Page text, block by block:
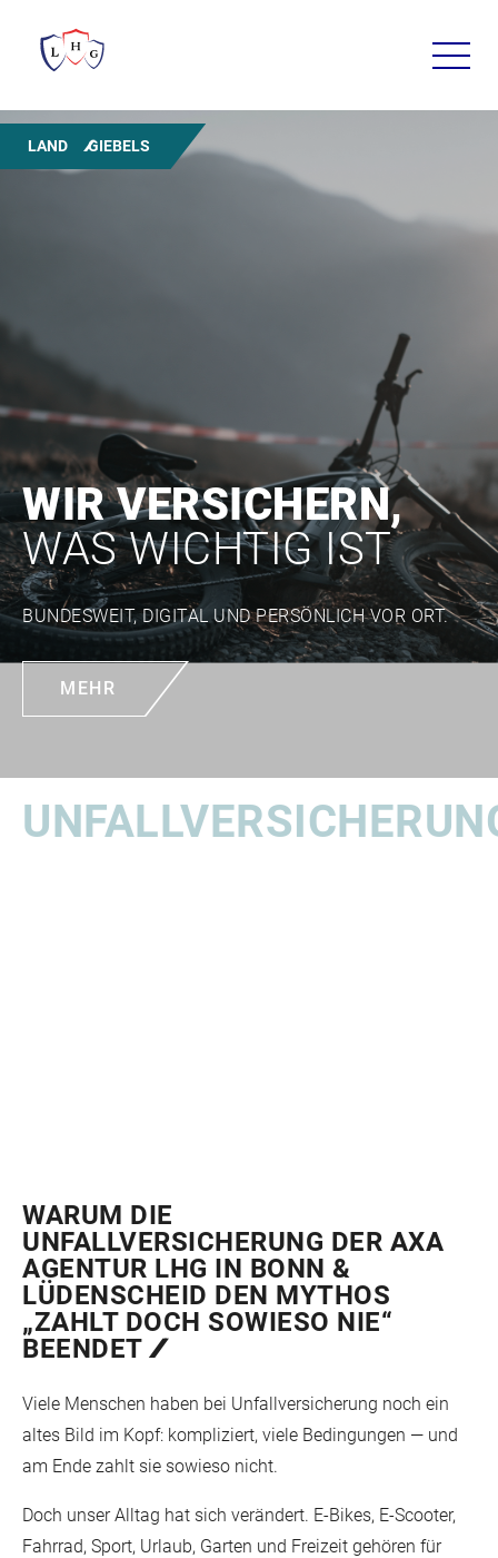
LAND GIEBELS
WIR VERSICHERN,
WAS WICHTIG IST
BUNDESWEIT, DIGITAL UND PERSÖNLICH VOR ORT.
MEHR
WARUM DIE
UNFALLVERSICHERUNG DER AXA
AGENTUR LHG IN BONN &
LÜDENSCHEID DEN MYTHOS
„ZAHLT DOCH SOWIESO NIE“
BEENDET
Viele Menschen haben bei Unfallversicherung noch ein
altes Bild im Kopf: kompliziert, viele Bedingungen — und
am Ende zahlt sie sowieso nicht.
Doch unser Alltag hat sich verändert. E-Bikes, E-Scooter,
Fahrrad, Sport, Urlaub, Garten und Freizeit gehören für